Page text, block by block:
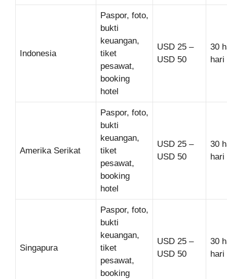
Indonesia
Paspor, foto,
bukti
keuangan,
tiket
pesawat,
booking
hotel
USD 25 –
USD 50
30
hari
Amerika Serikat
Paspor, foto,
bukti
keuangan,
tiket
pesawat,
booking
hotel
USD 25 –
USD 50
30
hari
Singapura
Paspor, foto,
bukti
keuangan,
tiket
pesawat,
booking
USD 25 –
USD 50
30
hari